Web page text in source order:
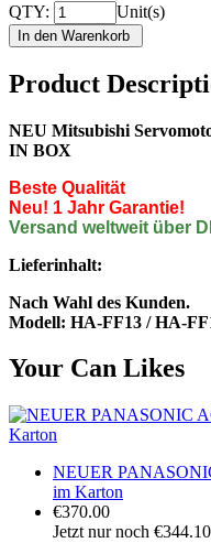
QTY: Unit(s)
Product
NEU Mitsubishi
IN BOX
Beste Qualität
Neu! 1 Jahr Garantie!
Versand weltweit über
Lieferinhalt:
Nach Wahl des Kunden.
Modell: HA-FF13 / HA-
Your Can Likes
NEUER
im Karton
€370.00
Jetzt nur noch €344.10